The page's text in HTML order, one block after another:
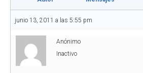
junio 13, 2011 a las 5:55 pm
Anónimo
Inactivo